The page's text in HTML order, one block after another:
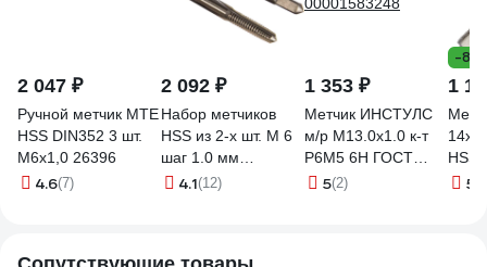
2 047 ₽
Ручной метчик MTE
HSS DIN352 3 шт.
M6x1,0 26396
4.6(7)
2 092 ₽
Набор метчиков
HSS из 2-х шт. M 6
шаг 1.0 мм
Bucovice Tools
4.1(12)
1 353 ₽
Метчик ИНСТУЛС
м/р М13.0x1.0 к-т
Р6М5 6H ГОСТ
3266-81
5(2)
-8%
1
HSS
5